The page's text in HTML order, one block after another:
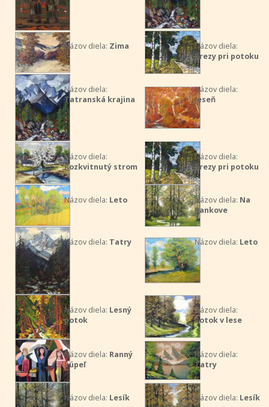
Názov diela: Zima
Názov diela:
Brezy pri potoku
Názov diela:
Tatranská krajina
Názov diela:
Jeseň
Názov diela:
Rozkvitnutý strom
Názov diela:
Brezy pri potoku
Názov diela: Leto Názov diela: Na
Bankove
Názov diela: Tatry Názov diela: Leto
Názov diela: Lesný
potok
Názov diela:
Potok v lese
Názov diela: Ranný
kúpeľ
Názov diela:
Tatry
Názov diela: Lesík Názov diela: Lesík